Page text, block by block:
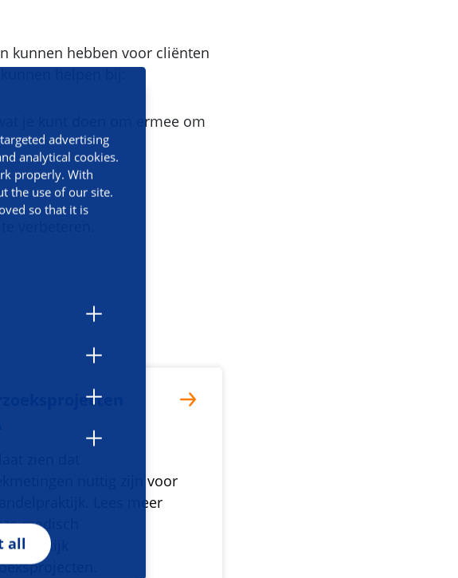
advertising
analytical cookies.
properly. With
the use of our site.
so that it is
all
kunnen hebben voor cliënten
helpen bij:
je kunt doen om ermee om
verbeteren.
nuttig zijn voor
Lees meer
medisch